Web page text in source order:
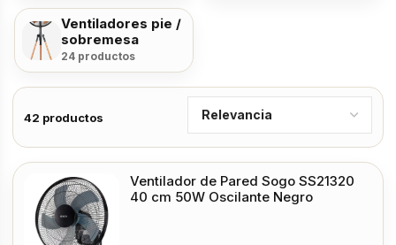
Ventiladores pie /
sobremesa
24 productos
42 productos
Ventilador de Pared Sogo SS21320
40 cm 50W Oscilante Negro